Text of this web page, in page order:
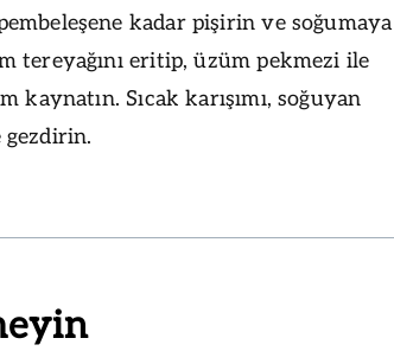
kadar pişirin ve soğumaya
tereyağını eritip, üzüm pekmezi ile
kaynatın. Sıcak karışımı, soğuyan